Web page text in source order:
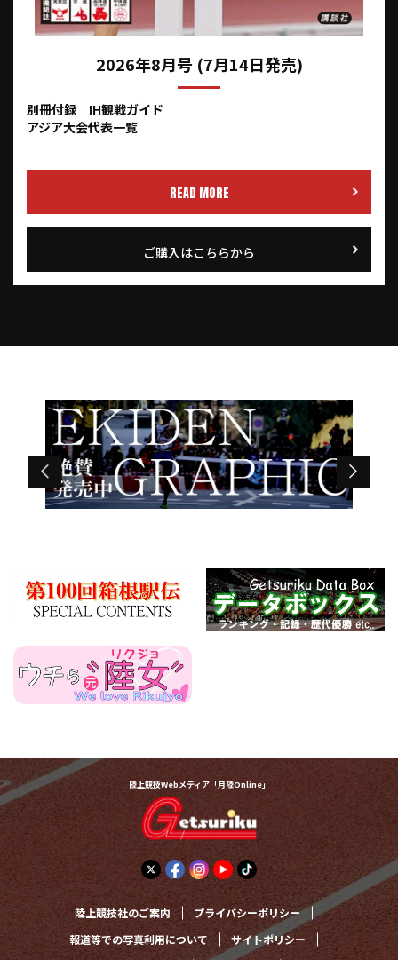
2026年8月号 (7月14日発売)
別冊付録 IH観戦ガイド
アジア大会代表一覧
READ MORE
ご購入はこちらから
陸上競技Webメディア「月陸Online」
陸上競技社のご案内 プライバシーポリシー
報道等での写真利用について サイトポリシー